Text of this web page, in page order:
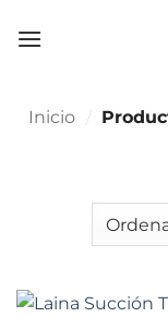
Inicio /